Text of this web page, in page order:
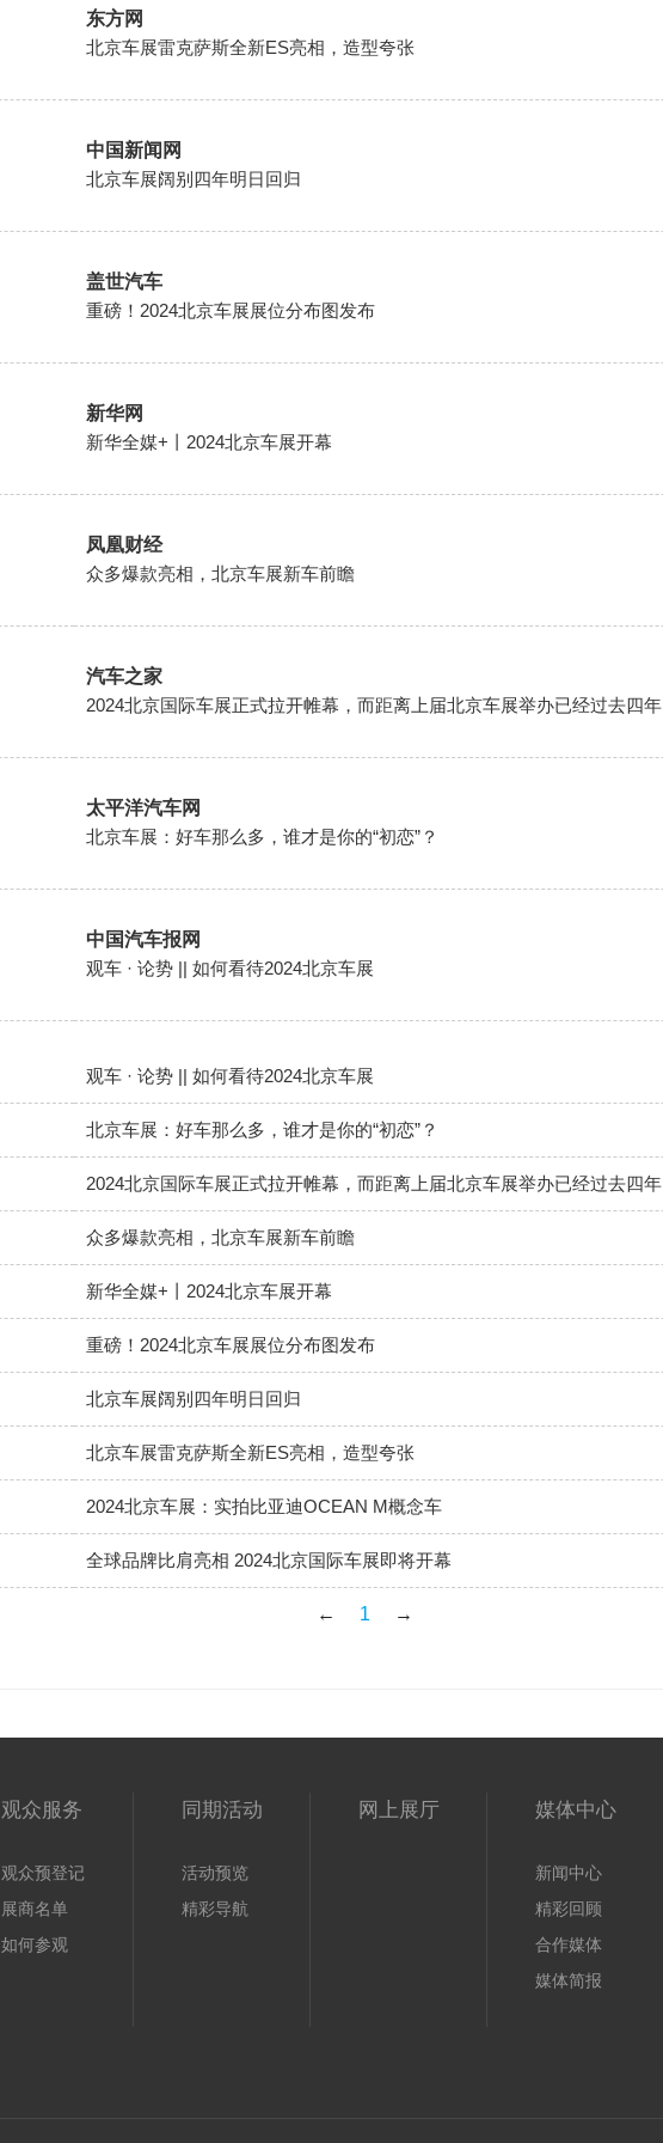
东方网
北京车展雷克萨斯全新ES亮相，造型夸张
中国新闻网
北京车展阔别四年明日回归
盖世汽车
重磅！2024北京车展展位分布图发布
新华网
新华全媒+丨2024北京车展开幕
凤凰财经
众多爆款亮相，北京车展新车前瞻
汽车之家
2024北京国际车展正式拉开帷幕，而距离上届北京车展举办已经过去四年
太平洋汽车网
北京车展：好车那么多，谁才是你的“初恋”？
中国汽车报网
观车 · 论势 || 如何看待2024北京车展
观车 · 论势 || 如何看待2024北京车展
北京车展：好车那么多，谁才是你的“初恋”？
2024北京国际车展正式拉开帷幕，而距离上届北京车展举办已经过去四年
众多爆款亮相，北京车展新车前瞻
新华全媒+丨2024北京车展开幕
重磅！2024北京车展展位分布图发布
北京车展阔别四年明日回归
北京车展雷克萨斯全新ES亮相，造型夸张
2024北京车展：实拍比亚迪OCEAN M概念车
全球品牌比肩亮相 2024北京国际车展即将开幕
← 1 →
观众服务
观众预登记
展商名单
如何参观
同期活动
活动预览
精彩导航
网上展厅 媒体中心
新闻中心
精彩回顾
合作媒体
媒体简报